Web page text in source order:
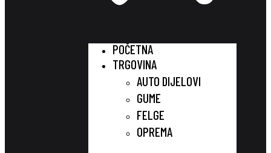
POČETNA
TRGOVINA
AUTO DIJELOVI
GUME
FELGE
OPREMA